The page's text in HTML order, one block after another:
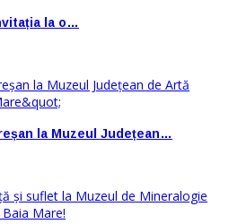
la o…
la Muzeul Județean…